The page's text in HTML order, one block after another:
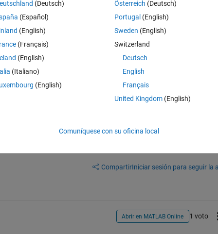
very thankful to u.
CompartirIniciar sesión para seguir la
Abrir en MATLAB Online 1 voto
(Deutsch)
(Español)
(English)
(Français)
(English)
(Italiano)
(English)
Österreich (Deutsch)
Portugal (English)
Sweden (English)
Switzerland
Deutsch
English
Français
United Kingdom(English)
Comuníquese con su oficina local